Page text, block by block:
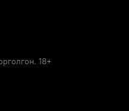
18+